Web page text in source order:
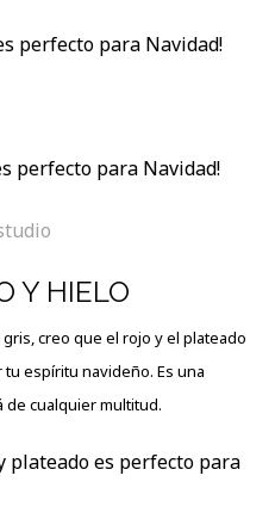
Y HIELO
creo que el rojo y el plateado
espíritu navideño. Es una
de cualquier multitud.